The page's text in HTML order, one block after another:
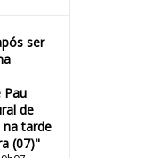
ser
Pau
de
na tarde
(07)"